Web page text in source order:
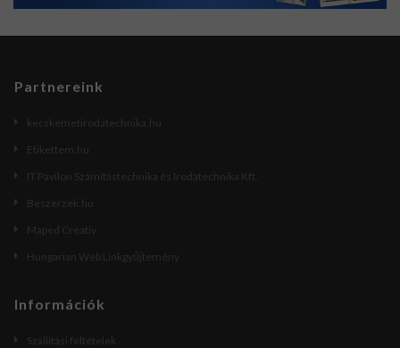
Partnereink
kecskemetirodatechnika.hu
Etikettem.hu
IT Pavilon Számítástechnika és Irodatechnika Kft.
Beszerzek.hu
Maped Creativ
Hungarian Web Linkgyűjtemény
Információk
Szállítási feltételek